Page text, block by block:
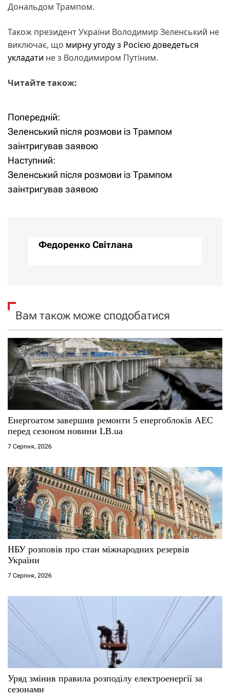
Дональдом Трампом.
Також президент України Володимир Зеленський не
виключає, що мирну угоду з Росією доведеться
укладати не з Володимиром Путіним.
Читайте також:
Н
а
в
і
а
ц
і
а
п
и
с
і
в
Попередній:
Зеленський після розмови із Трампом
заінтригував заявою
Наступний:
Зеленський після розмови із Трампом
заінтригував заявою
Федоренко Світлана
Вам також може сподобатися
Енергоатом завершив ремонти 5 енергоблоків АЕС
перед сезоном новини LB.ua
7 Серпня, 2026
НБУ розповів про стан міжнародних резервів
України
7 Серпня, 2026
Уряд змінив правила розподілу електроенергії за
сезонами